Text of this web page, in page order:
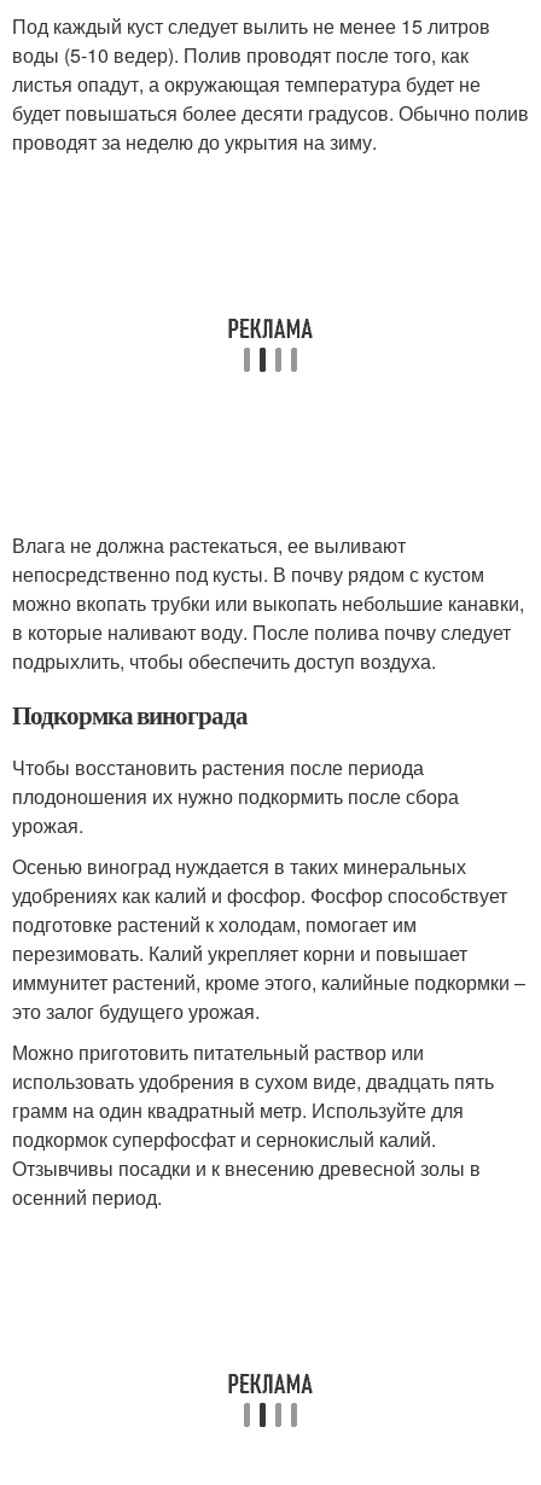
Под каждый куст следует вылить не менее 15 литров
воды (5-10 ведер). Полив проводят после того, как
листья опадут, а окружающая температура будет не
будет повышаться более десяти градусов. Обычно полив
проводят за неделю до укрытия на зиму.
Влага не должна растекаться, ее выливают
непосредственно под кусты. В почву рядом с кустом
можно вкопать трубки или выкопать небольшие канавки,
в которые наливают воду. После полива почву следует
подрыхлить, чтобы обеспечить доступ воздуха.
Подкормка винограда
Чтобы восстановить растения после периода
плодоношения их нужно подкормить после сбора
урожая.
Осенью виноград нуждается в таких минеральных
удобрениях как калий и фосфор. Фосфор способствует
подготовке растений к холодам, помогает им
перезимовать. Калий укрепляет корни и повышает
иммунитет растений, кроме этого, калийные подкормки –
это залог будущего урожая.
Можно приготовить питательный раствор или
использовать удобрения в сухом виде, двадцать пять
грамм на один квадратный метр. Используйте для
подкормок суперфосфат и сернокислый калий.
Отзывчивы посадки и к внесению древесной золы в
осенний период.